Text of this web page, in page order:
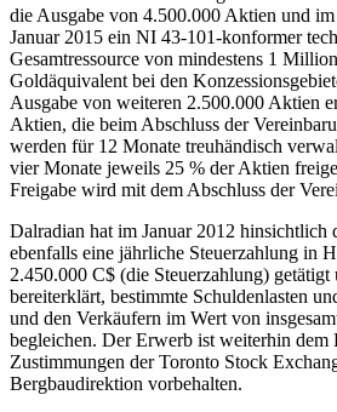
die Ausgabe von 4.500.000 Aktien und
Januar 2015 ein NI 43-101-konformer
Gesamtressource von mindestens 1
Goldäquivalent bei den
Ausgabe von weiteren 2.500.000 Aktien
Aktien, die beim Abschluss der
werden für 12 Monate treuhändisch
vier Monate jeweils 25 % der Aktien
Freigabe wird mit dem Abschluss der
Dalradian hat im Januar 2012 hinsichtlich
ebenfalls eine jährliche Steuerzahlung in
2.450.000 C$ (die Steuerzahlung) getätigt
bereiterklärt, bestimmte Schuldenlasten
und den Verkäufern im Wert von
begleichen. Der Erwerb ist weiterhin dem
Zustimmungen der Toronto Stock
Bergbaudirektion vorbehalten.